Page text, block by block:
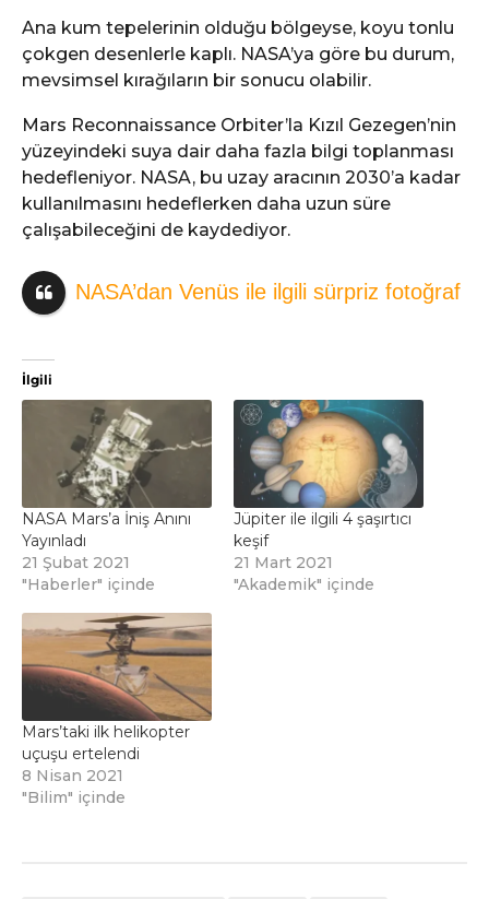
Ana kum tepelerinin olduğu bölgeyse, koyu tonlu
çokgen desenlerle kaplı. NASA’ya göre bu durum,
mevsimsel kırağıların bir sonucu olabilir.
Mars Reconnaissance Orbiter’la Kızıl Gezegen’nin
yüzeyindeki suya dair daha fazla bilgi toplanması
hedefleniyor. NASA, bu uzay aracının 2030’a kadar
kullanılmasını hedeflerken daha uzun süre
çalışabileceğini de kaydediyor.
NASA’dan Venüs ile ilgili sürpriz fotoğraf
İlgili
NASA Mars’a İniş Anını
Yayınladı
21 Şubat 2021
"Haberler" içinde
Jüpiter ile ilgili 4 şaşırtıcı
keşif
21 Mart 2021
"Akademik" içinde
Mars’taki ilk helikopter
uçuşu ertelendi
8 Nisan 2021
"Bilim" içinde